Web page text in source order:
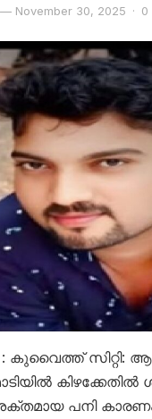
— November 30, 2025 · 0
: കുവൈത്ത്
പനി